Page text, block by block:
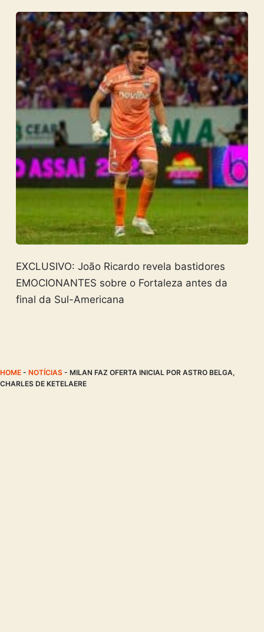
EXCLUSIVO: João Ricardo revela bastidores
EMOCIONANTES sobre o Fortaleza antes da
final da Sul-Americana
HOME - NOTÍCIAS - MILAN FAZ OFERTA INICIAL POR ASTRO BELGA,
CHARLES DE KETELAERE